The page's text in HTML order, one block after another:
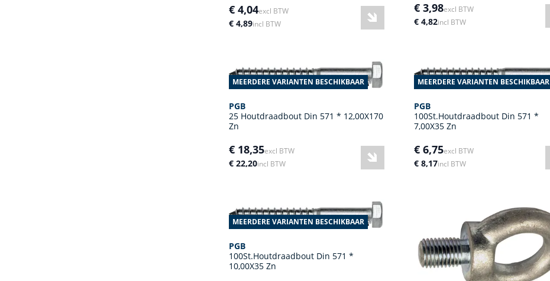
€ 4,04excl BTW
€ 4,89incl BTW
€ 3,98excl BTW
€ 4,82incl BTW
MEERDERE VARIANTEN BESCHIKBAAR
PGB
25 Houtdraadbout Din 571 * 12,00X170
Zn
€ 18,35excl BTW
€ 22,20incl BTW
MEERDERE VARIANTEN BESCHIKBAAR
PGB
100St.Houtdraadbout Din 571 *
7,00X35 Zn
€ 6,75excl BTW
€ 8,17incl BTW
MEERDERE VARIANTEN BESCHIKBAAR
PGB
100St.Houtdraadbout Din 571 *
10,00X35 Zn